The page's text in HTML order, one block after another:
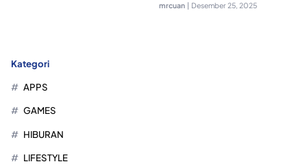
mrcuan | Desember 25, 2025
Kategori
APPS
GAMES
HIBURAN
LIFESTYLE